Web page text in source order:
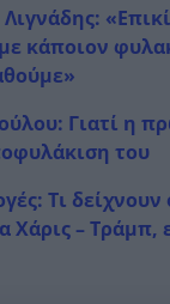
κάποιον
Γιατί η
του
Τι δείχνουν
Χάρις – Τράμπ,